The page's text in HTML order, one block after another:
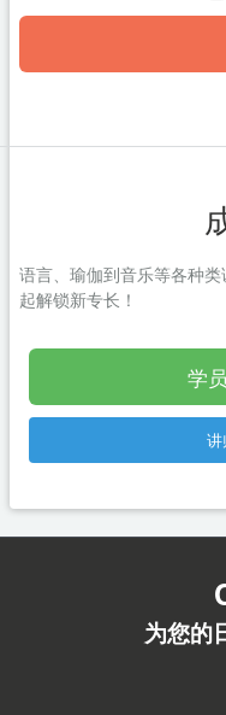
语言、瑜伽到音乐等各种
起解锁新专长！
学
讲
为您的